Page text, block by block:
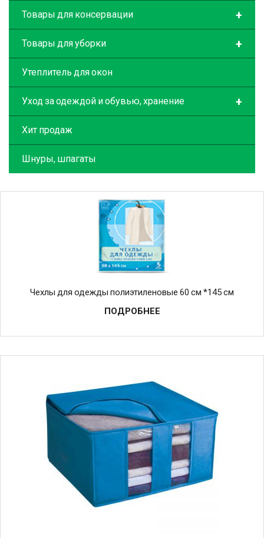
Чехлы для одежды полиэтиленовые 60 см *145 см
ПОДРОБНЕЕ
+
Товары для консервации
+
Товары для уборки
Утеплитель для окон
+
Уход за одеждой и обувью, хранение
Хит продаж
Шнуры, шпагаты